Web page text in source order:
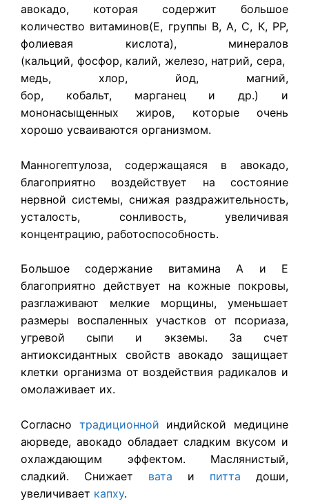
авокадо, которая содержит большое
количество витаминов(Е, группы В, А, С, К, РР,
фолиевая кислота), минералов
(кальций, фосфор, калий, железо, натрий, сера,
медь, хлор, йод, магний,
бор, кобальт, марганец и др.) и
мононасыщенных жиров, которые очень
хорошо усваиваются организмом.
Манногептулоза, содержащаяся в авокадо,
благоприятно воздействует на состояние
нервной системы, снижая раздражительность,
усталость, сонливость, увеличивая
концентрацию, работоспособность.
Большое содержание витамина А и Е
благоприятно действует на кожные покровы,
разглаживают мелкие морщины, уменьшает
размеры воспаленных участков от псориаза,
угревой сыпи и экземы. За счет
антиоксидантных свойств авокадо защищает
клетки организма от воздействия радикалов и
омолаживает их.
Согласно традиционной индийской медицине
аюрведе, авокадо обладает сладким вкусом и
охлаждающим эффектом. Маслянистый,
сладкий. Снижает вата и питта доши,
увеличивает капху.